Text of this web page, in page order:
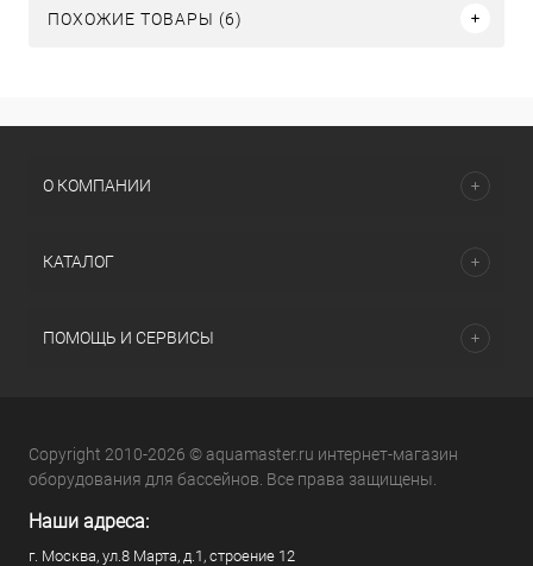
ПОХОЖИЕ ТОВАРЫ (6)
О КОМПАНИИ
КАТАЛОГ
ПОМОЩЬ И СЕРВИСЫ
Copyright 2010-2026 © aquamaster.ru интернет-магазин
оборудования для бассейнов. Все права защищены.
Наши адреса:
г. Москва, ул.8 Марта, д.1, строение 12